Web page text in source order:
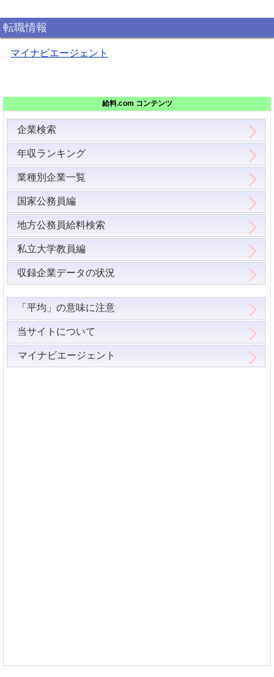
転職情報
マイナビエージェント
給料.com コンテンツ
企業検索
年収ランキング
業種別企業一覧
国家公務員編
地方公務員給料検索
私立大学教員編
収録企業データの状況
「平均」の意味に注意
当サイトについて
マイナビエージェント